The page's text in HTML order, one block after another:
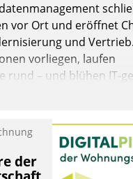
vor Ort und eröffnet
und
vorliegen, laufen
rund – und blühen IT-
der